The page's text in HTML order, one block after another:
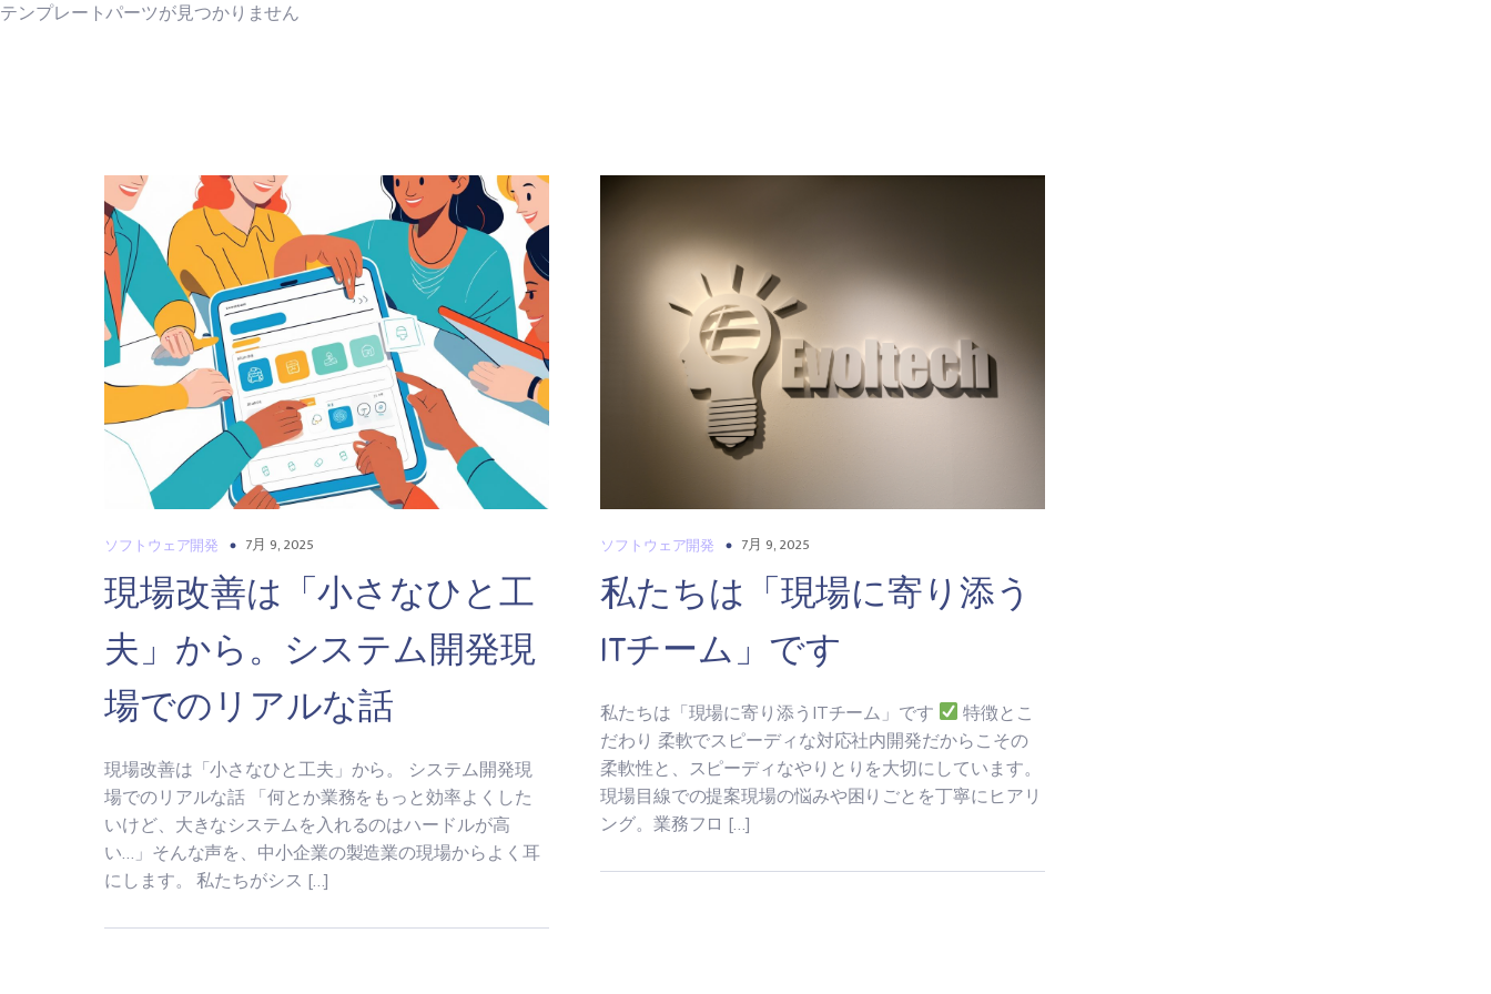
テンプレートパーツが見つかりません
ソフトウェア開発 7月 9, 2025
現場改善は「小さなひと工
夫」から。システム開発現
場でのリアルな話
現場改善は「小さなひと工夫」から。 システム開発現
場でのリアルな話 「何とか業務をもっと効率よくした
いけど、大きなシステムを入れるのはハードルが高
い…」そんな声を、中小企業の製造業の現場からよく耳
にします。 私たちがシス […]
ソフトウェア開発 7月 9, 2025
私たちは「現場に寄り添う
ITチーム」です
私たちは「現場に寄り添うITチーム」です
特徴とこ
だわり 柔軟でスピーディな対応社内開発だからこその
柔軟性と、スピーディなやりとりを大切にしています。
現場目線での提案現場の悩みや困りごとを丁寧にヒアリ
ング。業務フロ […]